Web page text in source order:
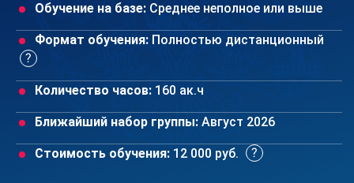
Обучение на базе: Среднее неполное или выше
Формат обучения: Полностью дистанционный
Количество часов: 160 ак.ч
Ближайший набор группы: Август 2026
Стоимость обучения: 12 000 руб.